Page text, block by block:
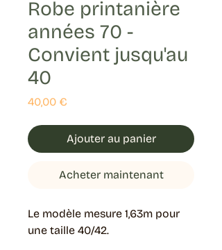
Robe printanière
années 70 -
Convient jusqu'au
40
40,00 €
Ajouter au panier
Acheter maintenant
Le modèle mesure 1,63m pour
une taille 40/42.